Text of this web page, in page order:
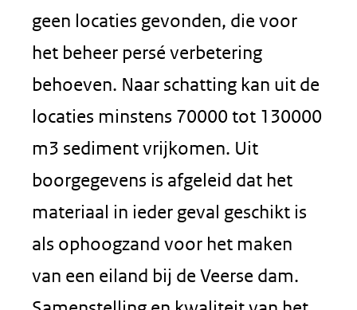
geen locaties gevonden, die voor
het beheer persé verbetering
behoeven. Naar schatting kan uit de
locaties minstens 70000 tot 130000
m3 sediment vrijkomen. Uit
boorgegevens is afgeleid dat het
materiaal in ieder geval geschikt is
als ophoogzand voor het maken
van een eiland bij de Veerse dam.